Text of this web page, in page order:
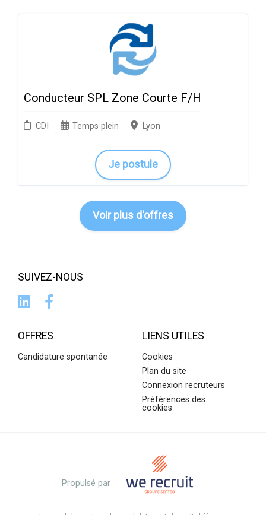
Conducteur SPL Zone Courte F/H
CDI Temps plein Lyon
Je postule
Voir plus d'offres
SUIVEZ-NOUS
OFFRES
Candidature spontanée
LIENS UTILES
Cookies
Plan du site
Connexion recruteurs
Préférences des
cookies
Propulsé par